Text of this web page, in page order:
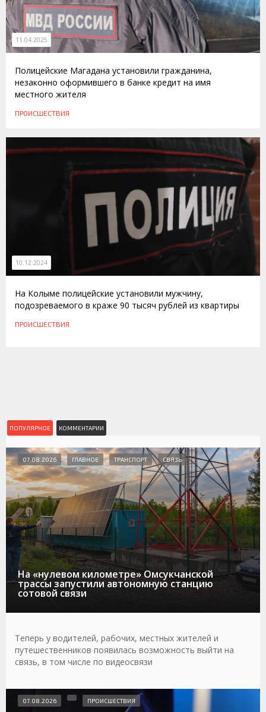
11.04.2025
Полицейские Магадана установили гражданина,
незаконно оформившего в банке кредит на имя
местного жителя
ПРОИСШЕСТВИЯ
10.12.2024
На Колыме полицейские установили мужчину,
подозреваемого в краже 90 тысяч рублей из квартиры
ПРОИСШЕСТВИЯ
ПОПУЛЯРНОЕ КОММЕНТАРИИ
На «нулевом километре» Омсукчанской
трассы запустили автономную станцию
сотовой связи
07.08.2026 ГЛАВНОЕ ТРАНСПОРТ СВЯЗЬ
Теперь у водителей, рабочих, местных жителей и
путешественников появилась возможность выйти на
связь, в том числе по видеосвязи
07.08.2026 ПРОИСШЕСТВИЯ